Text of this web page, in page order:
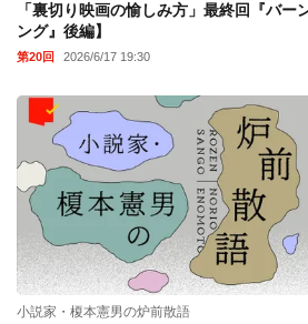
「裏切り映画の愉しみ方」最終回『バー
ング』後編】
第20回 2026/6/17 19:30
小説家・榎本憲男の炉前散語